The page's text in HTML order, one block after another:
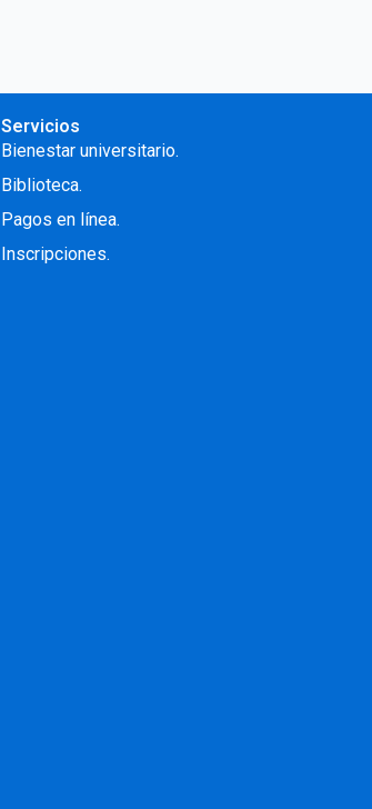
Servicios
Bienestar universitario.
Biblioteca.
Pagos en línea.
Inscripciones.